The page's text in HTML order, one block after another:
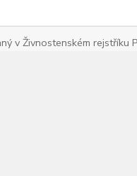
v Živnostenském rejstříku